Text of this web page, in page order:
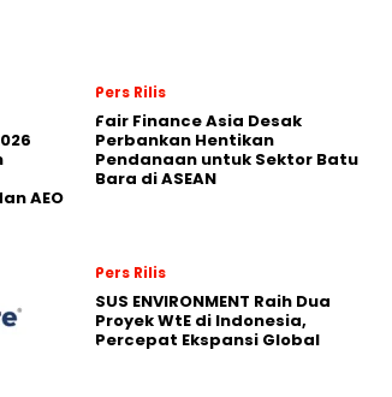
AEO
Pers Rilis
Fair Finance Asia Desak
Perbankan Hentikan
Pendanaan untuk Sektor Batu
Bara di ASEAN
Pers Rilis
SUS ENVIRONMENT Raih Dua
Proyek WtE di Indonesia,
Percepat Ekspansi Global